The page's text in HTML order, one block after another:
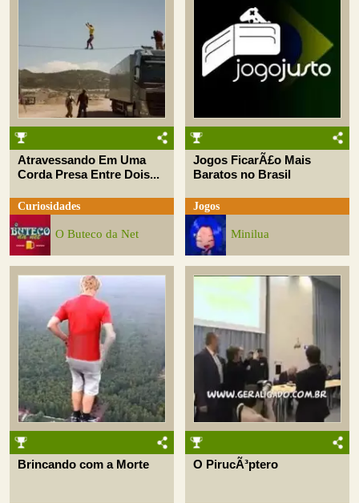
Atravessando Em Uma
Corda Presa Entre Dois...
Curiosidades
O Buteco da Net
Jogos FicarÃ£o Mais
Baratos no Brasil
Jogos
Minilua
Brincando com a Morte O PirucÃ³ptero